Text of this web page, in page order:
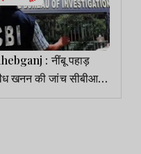
: नींबू पहाड़
खनन की जांच सीबीआई
से दिल्ली ट्रांसफर